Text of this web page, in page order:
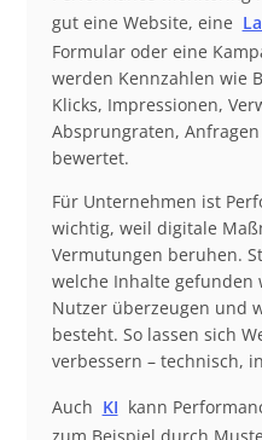
gut eine Website, eine
Formular oder eine
werden Kennzahlen wie
Klicks, Impressionen,
Absprungraten,
bewertet.
Für Unternehmen ist
wichtig, weil digitale
Vermutungen beruhen.
welche Inhalte gefunden
Nutzer überzeugen und
besteht. So lassen sich
verbessern – technisch,
Auch KI kann
zum Beispiel durch